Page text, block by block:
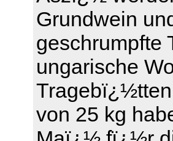
Grundwein
geschrumpfte
ungarische
von 25 kg